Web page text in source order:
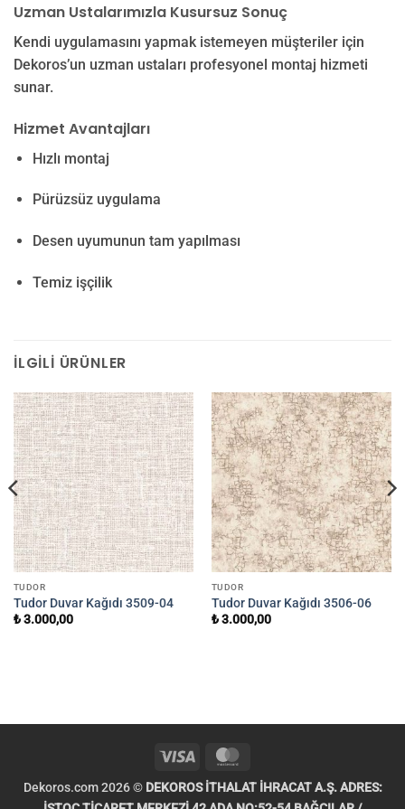
Uzman Ustalarımızla Kusursuz Sonuç
Kendi uygulamasını yapmak istemeyen müşteriler için
Dekoros’un uzman ustaları profesyonel montaj hizmeti
sunar.
Hizmet Avantajları
Hızlı montaj
Pürüzsüz uygulama
Desen uyumunun tam yapılması
Temiz işçilik
İLGILI ÜRÜNLER
TUDOR
Tudor Duvar Kağıdı 3509-04
₺3.000,00
TUDOR
Tudor Duvar Kağıdı 3506-06
₺3.000,00
Visa
Dekoros.com 2026 © DEKOROS İTHALAT İHRACAT A.Ş. ADRES: